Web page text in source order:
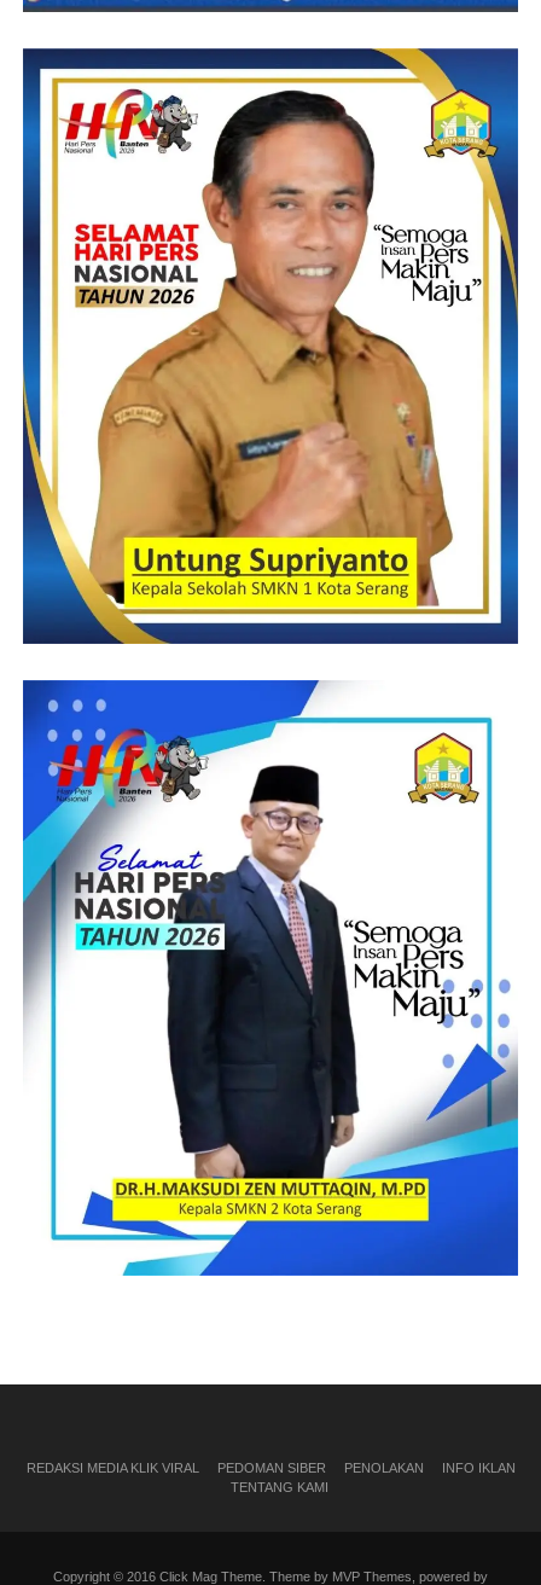
dan kemajuan pembangunan juga upaya pemerataan
pembangunan di tingkat desa agar masyarakat semakin produktif
sehingga mampu meningkatkan ekonomi dan kesejahteraan
keluarga serta memelihara hidup bergotong royong yang sudah
ada di masyarakat.”
18
REDAKSI MEDIA KLIK VIRAL PEDOMAN SIBER PENOLAKAN
INFO IKLAN
TENTANG KAMI
Copyright © 2016 Click Mag Theme. Theme by MVP Themes, powered by